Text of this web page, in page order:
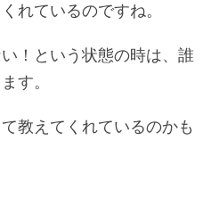
れているのですね。
！という状態の時は、誰
す。
教えてくれているのかも